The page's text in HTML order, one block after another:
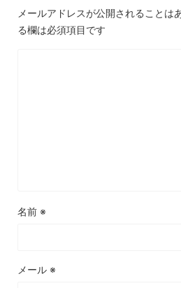
メールアドレスが公開されることは
る欄は必須項目です
名前 ※
メール ※